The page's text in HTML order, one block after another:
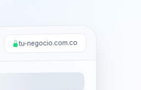
tu-negocio.com.co